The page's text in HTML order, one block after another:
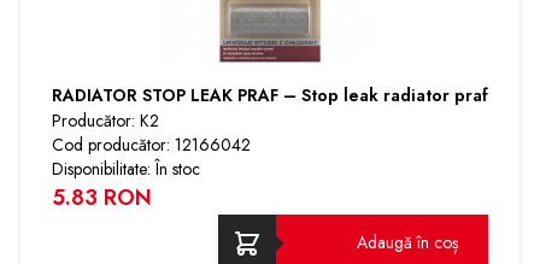
RADIATOR STOP LEAK PRAF – Stop leak radiator praf
Producător: K2
Cod producător: 12166042
Disponibilitate: În stoc
5.83 RON
Adaugă în coș